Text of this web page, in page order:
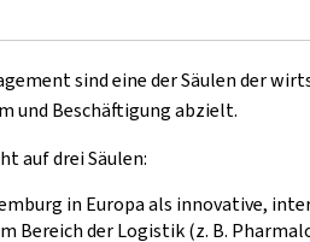
sind eine der Säulen der
und Beschäftigung abzielt.
auf drei Säulen:
in Europa als innovative,
Bereich der Logistik (z. B.